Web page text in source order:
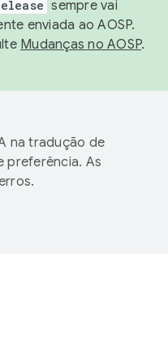
sempre vai
enviada ao AOSP.
Mudanças no AOSP.
na tradução de
preferência. As